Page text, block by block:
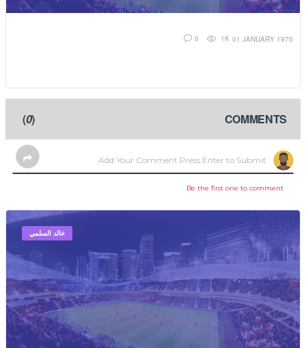
01 JANUARY 1970
1K
0
COMMENTS
(
0
)
Be the first one to comment
خالد السلمي